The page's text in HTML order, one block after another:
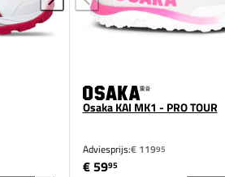
Osaka KAI MK1 - PRO TOUR
Adviesprijs:€ 11995
€ 5995